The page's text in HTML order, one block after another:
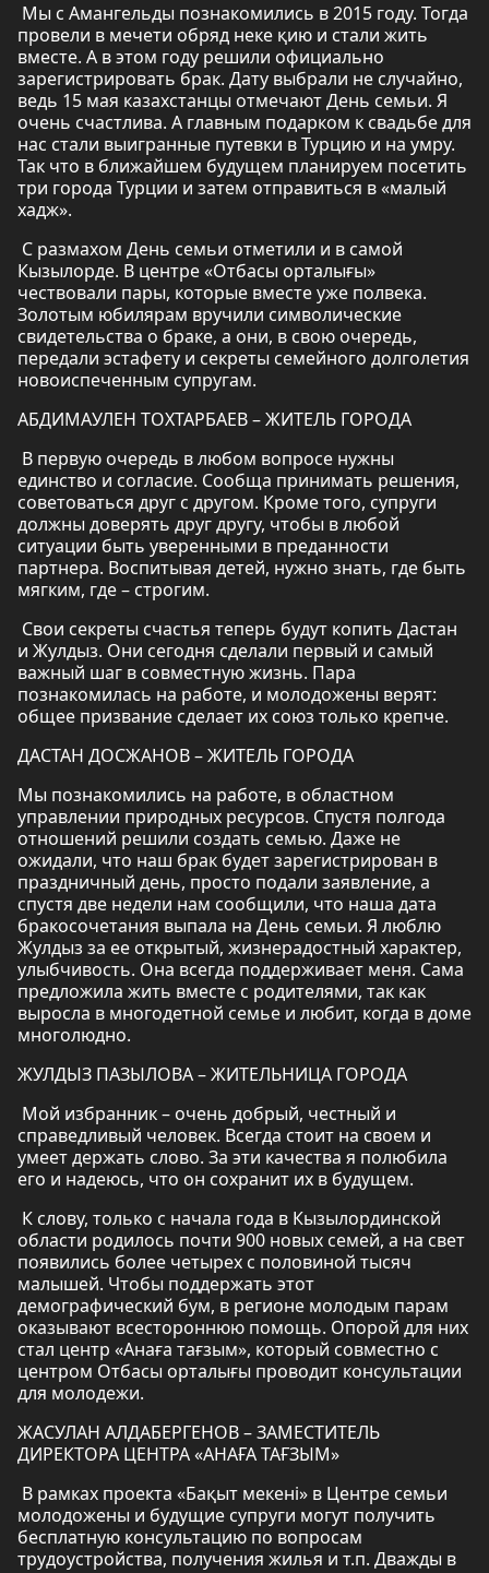
Мы с Амангельды познакомились в 2015 году. Тогда
провели в мечети обряд неке қию и стали жить
вместе. А в этом году решили официально
зарегистрировать брак. Дату выбрали не случайно,
ведь 15 мая казахстанцы отмечают День семьи. Я
очень счастлива. А главным подарком к свадьбе для
нас стали выигранные путевки в Турцию и на умру.
Так что в ближайшем будущем планируем посетить
три города Турции и затем отправиться в «малый
хадж».
С размахом День семьи отметили и в самой
Кызылорде. В центре «Отбасы орталығы»
чествовали пары, которые вместе уже полвека.
Золотым юбилярам вручили символические
свидетельства о браке, а они, в свою очередь,
передали эстафету и секреты семейного долголетия
новоиспеченным супругам.
АБДИМАУЛЕН ТОХТАРБАЕВ – ЖИТЕЛЬ ГОРОДА
В первую очередь в любом вопросе нужны
единство и согласие. Сообща принимать решения,
советоваться друг с другом. Кроме того, супруги
должны доверять друг другу, чтобы в любой
ситуации быть уверенными в преданности
партнера. Воспитывая детей, нужно знать, где быть
мягким, где – строгим.
Свои секреты счастья теперь будут копить Дастан
и Жулдыз. Они сегодня сделали первый и самый
важный шаг в совместную жизнь. Пара
познакомилась на работе, и молодожены верят:
общее призвание сделает их союз только крепче.
ДАСТАН ДОСЖАНОВ – ЖИТЕЛЬ ГОРОДА
Мы познакомились на работе, в областном
управлении природных ресурсов. Спустя полгода
отношений решили создать семью. Даже не
ожидали, что наш брак будет зарегистрирован в
праздничный день, просто подали заявление, а
спустя две недели нам сообщили, что наша дата
бракосочетания выпала на День семьи. Я люблю
Жулдыз за ее открытый, жизнерадостный характер,
улыбчивость. Она всегда поддерживает меня. Сама
предложила жить вместе с родителями, так как
выросла в многодетной семье и любит, когда в доме
многолюдно.
ЖУЛДЫЗ ПАЗЫЛОВА – ЖИТЕЛЬНИЦА ГОРОДА
Мой избранник – очень добрый, честный и
справедливый человек. Всегда стоит на своем и
умеет держать слово. За эти качества я полюбила
его и надеюсь, что он сохранит их в будущем.
К слову, только с начала года в Кызылординской
области родилось почти 900 новых семей, а на свет
появились более четырех с половиной тысяч
малышей. Чтобы поддержать этот
демографический бум, в регионе молодым парам
оказывают всестороннюю помощь. Опорой для них
стал центр «Анаға тағзым», который совместно с
центром Отбасы орталығы проводит консультации
для молодежи.
ЖАСУЛАН АЛДАБЕРГЕНОВ – ЗАМЕСТИТЕЛЬ
ДИРЕКТОРА ЦЕНТРА «АНАҒА ТАҒЗЫМ»
В рамках проекта «Бақыт мекені» в Центре семьи
молодожены и будущие супруги могут получить
бесплатную консультацию по вопросам
трудоустройства, получения жилья и т.п. Дважды в